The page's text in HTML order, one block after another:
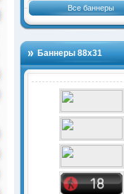
Все баннеры
Баннеры 88х31